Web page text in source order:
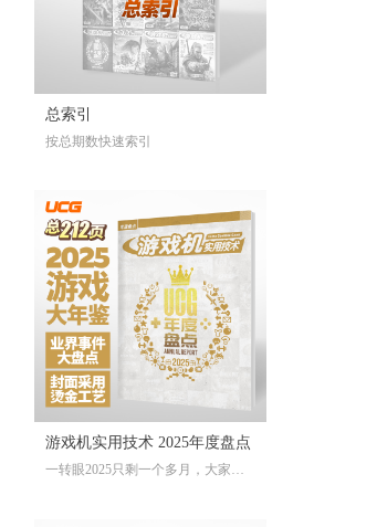
总索引
按总期数快速索引
游戏机实用技术 2025年度盘点
一转眼2025只剩一个多月，大家对